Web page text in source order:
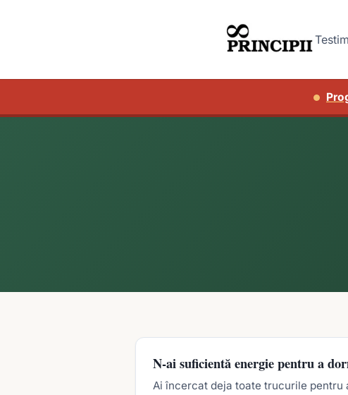
N-ai suficientă energie pentru a
Ai încercat deja toate trucurile pentru